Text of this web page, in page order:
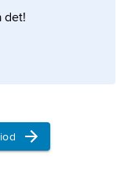
på
och
det!